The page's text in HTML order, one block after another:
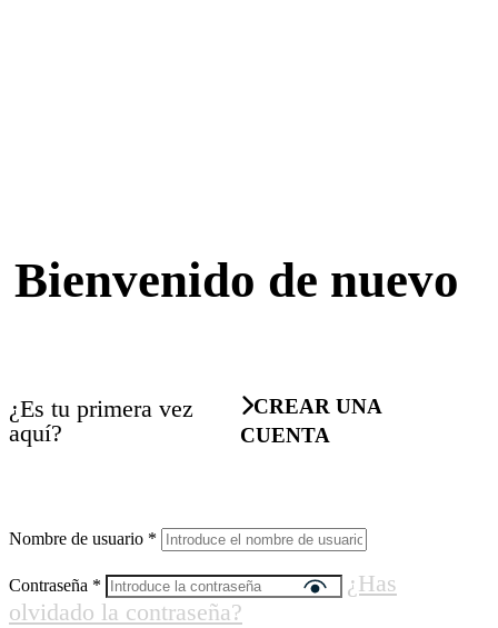
Bienvenido de nuevo
¿Es tu primera vez
aquí?
CREAR UNA
CUENTA
Nombre de usuario *
Contraseña *
¿Has
olvidado la contraseña?